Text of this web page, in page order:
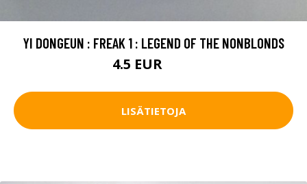
YI DONGEUN : FREAK 1 : LEGEND OF THE NONBLONDS
4.5 EUR
LISÄTIETOJA